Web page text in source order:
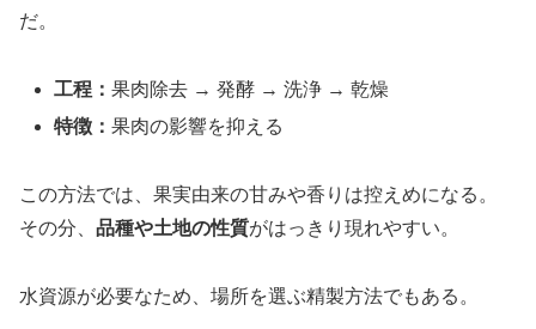
だ。
工程：果肉除去 → 発酵 → 洗浄 → 乾燥
特徴：果肉の影響を抑える
この方法では、果実由来の甘みや香りは控えめになる。
その分、 品種や土地の性質がはっきり現れやすい。
水資源が必要なため、場所を選ぶ精製方法でもある。